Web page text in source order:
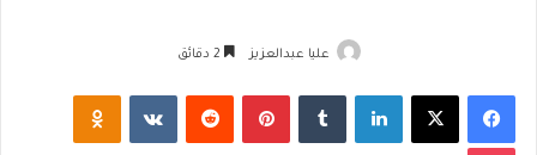
عليا عبدالعزيز
فيسبوك لينكدإن بينتيريست